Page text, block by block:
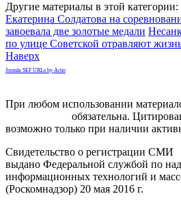
Другие материалы в этой категории:
Екатерина Солдатова на
завоевала две золотые медали
по улице Советской отравляют
Наверх
Joomla SEF URLs by Artio
При любом использовании
обязательна.
возможно только при наличии
Свидетельство о регистрации СМИ
выдано Федеральной службой по
информационных технологий и
(Роскомнадзор) 20 мая 2016 г.